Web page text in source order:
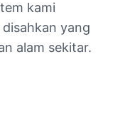
kami
yang
alam sekitar.